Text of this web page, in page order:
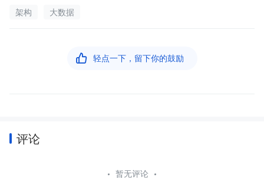
架构 大数据
 轻点一下，留下你的鼓励
评论
暂无评论